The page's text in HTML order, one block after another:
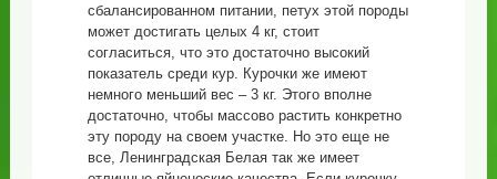
сбалансированном питании, петух этой породы
может достигать целых 4 кг, стоит
согласиться, что это достаточно высокий
показатель среди кур. Курочки же имеют
немного меньший вес – 3 кг. Этого вполне
достаточно, чтобы массово растить конкретно
эту породу на своем участке. Но это еще не
все, Ленинградская Белая так же имеет